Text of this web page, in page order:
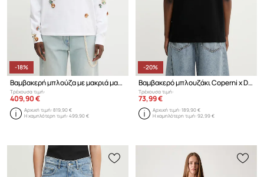
-18%
Βαμβακερή μπλούζα με μακριά μανίκια Coperni x Disney Mickey Long-Sleeved
Τρέχουσα τιμή:
409,90 €
Αρχική τιμή:819,90 €
Η χαμηλότερη τιμή:499,90 €
-20%
Βαμβακερό μπλουζάκι Coperni x Disney Cinderella
Τρέχουσα τιμή:
73,99 €
Αρχική τιμή:189,90 €
Η χαμηλότερη τιμή:92,99 €